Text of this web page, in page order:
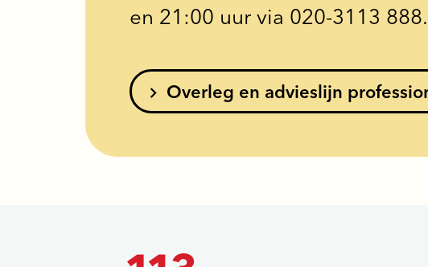
en 21:00 uur via 020-3113 888.
Overleg en advieslijn